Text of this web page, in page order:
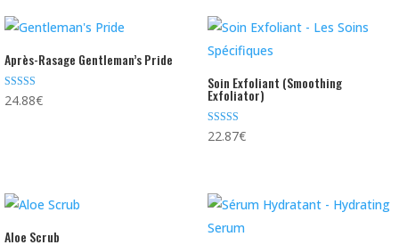
Après-Rasage Gentleman’s Pride
Note
4.89
24.88€
Soin Exfoliant (Smoothing
Exfoliator)
Note
5.00
22.87€
Aloe Scrub